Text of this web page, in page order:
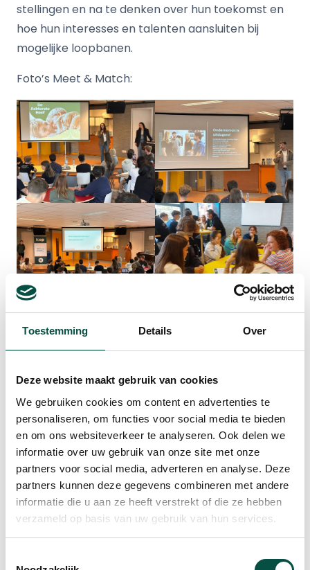
Toestemming Details Over
Deze website maakt gebruik van cookies
We gebruiken cookies om content en advertenties te
personaliseren, om functies voor social media te bieden
en om ons websiteverkeer te analyseren. Ook delen we
informatie over uw gebruik van onze site met onze
partners voor social media, adverteren en analyse. Deze
partners kunnen deze gegevens combineren met andere
informatie die u aan ze heeft verstrekt of die ze hebben
verzameld op basis van uw gebruik van hun services.
stellingen en na te denken over hun toekomst en
hoe hun interesses en talenten aansluiten bij
mogelijke loopbanen.
Foto’s Meet & Match:
BijbaantjesMarkt
DeBijbaantjesMarkt, gekoppeld aan de
Brainport-week van het Pius X-College, trok
meer dan300 nieuwsgierige leerlingenvan het
Pius X-College. En dat bleef niet bij een bezoekje: